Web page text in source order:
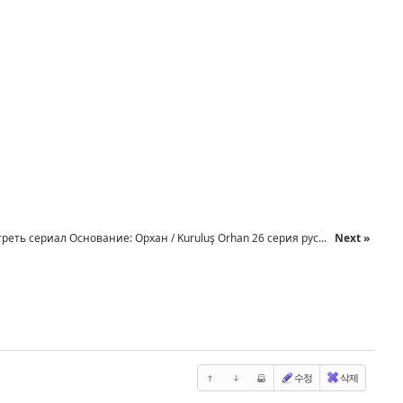
сериал Основание: Орхан / Kuruluş Orhan 26 серия рус... Next »
수정 삭제